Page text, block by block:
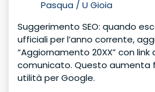
Pasqua / U Gioia
Suggerimento SEO: quando
ufficiali per l’anno corrente,
“Aggiornamento 20XX” con
comunicato. Questo aumenta
utilità per Google.